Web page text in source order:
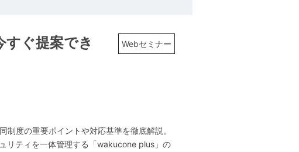
Webセミナー
すぐ提案でき
度の重要ポイントや対応基準を徹底解説。
リティを一体管理する「wakucone plus」の